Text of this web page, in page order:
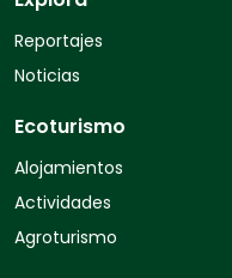
Reportajes
Noticias
Ecoturismo
Alojamientos
Actividades
Agroturismo